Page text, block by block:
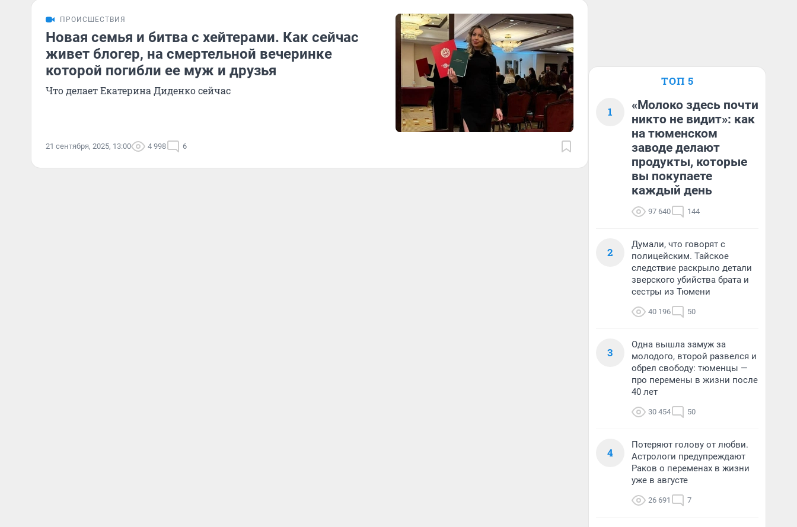
ПРОИСШЕСТВИЯ
Новая семья и битва с хейтерами. Как сейчас
живет блогер, на смертельной вечеринке
которой погибли ее муж и друзья
Что делает Екатерина Диденко сейчас
21 сентября, 2025, 13:00 4 998 6
ТОП 5
1
«Молоко здесь почти
никто не видит»: как
на тюменском
заводе делают
продукты, которые
вы покупаете
каждый день
97 640 144
2
Думали, что говорят с
полицейским. Тайское
следствие раскрыло детали
зверского убийства брата и
сестры из Тюмени
40 196 50
3
Одна вышла замуж за
молодого, второй развелся и
обрел свободу: тюменцы —
про перемены в жизни после
40 лет
30 454 50
4
Потеряют голову от любви.
Астрологи предупреждают
Раков о переменах в жизни
уже в августе
26 691 7